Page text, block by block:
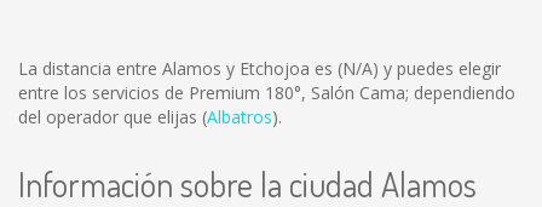
La distancia entre Alamos y Etchojoa es (N/A) y puedes elegir
entre los servicios de Premium 180°, Salón Cama; dependiendo
del operador que elijas (Albatros).
Información sobre la ciudad Alamos